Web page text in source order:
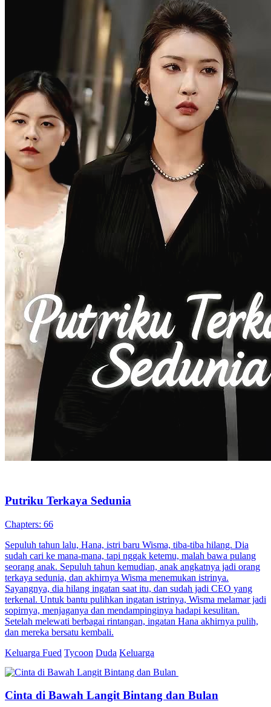
Bayi Comel Hilang Ingatan
Chapters: 46
Rania dan Raka saling mencintai, tapi terpisah karena kecelakaan.
Raka hilang ingatan dan bertunangan dengan Ralia, seme...Tonton
Satu Nama di Hati secara gratis di NetShort. Temukan lebih banyak
drama populer.
Hilang Ingatan
Drama Lebay Kecelakaan Mobil
Anak Manis yang Hilang Ingatan